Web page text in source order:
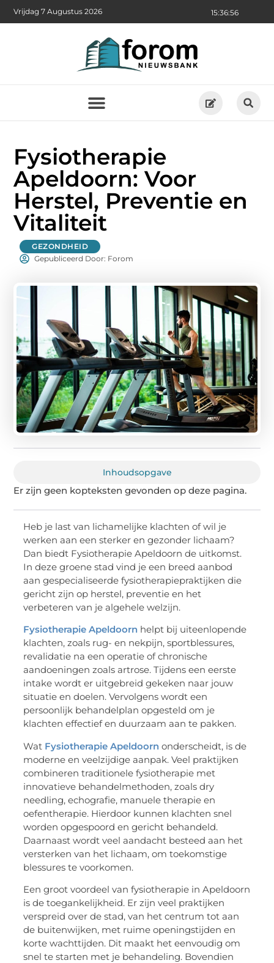
15:36:57
Vrijdag 7 Augustus 2026
Fysiotherapie
Apeldoorn: Voor
Herstel, Preventie en
Vitaliteit
GEZONDHEID
Gepubliceerd Door: Forom
Inhoudsopgave
Er zijn geen kopteksten gevonden op deze pagina.
Heb je last van lichamelijke klachten of wil je
werken aan een sterker en gezonder lichaam?
Dan biedt Fysiotherapie Apeldoorn de uitkomst.
In deze groene stad vind je een breed aanbod
aan gespecialiseerde fysiotherapiepraktijken die
gericht zijn op herstel, preventie en het
verbeteren van je algehele welzijn.
Fysiotherapie Apeldoorn helpt bij uiteenlopende
klachten, zoals rug- en nekpijn, sportblessures,
revalidatie na een operatie of chronische
aandoeningen zoals artrose. Tijdens een eerste
intake wordt er uitgebreid gekeken naar jouw
situatie en doelen. Vervolgens wordt een
persoonlijk behandelplan opgesteld om je
klachten effectief en duurzaam aan te pakken.
Wat Fysiotherapie Apeldoorn onderscheidt, is de
moderne en veelzijdige aanpak. Veel praktijken
combineren traditionele fysiotherapie met
innovatieve behandelmethoden, zoals dry
needling, echografie, manuele therapie en
oefentherapie. Hierdoor kunnen klachten snel
worden opgespoord en gericht behandeld.
Daarnaast wordt veel aandacht besteed aan het
versterken van het lichaam, om toekomstige
blessures te voorkomen.
Een groot voordeel van fysiotherapie in Apeldoorn
is de toegankelijkheid. Er zijn veel praktijken
verspreid over de stad, van het centrum tot aan
de buitenwijken, met ruime openingstijden en
korte wachttijden. Dit maakt het eenvoudig om
snel te starten met je behandeling. Bovendien